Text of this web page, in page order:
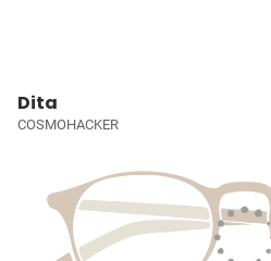
Dita
COSMOHACKER